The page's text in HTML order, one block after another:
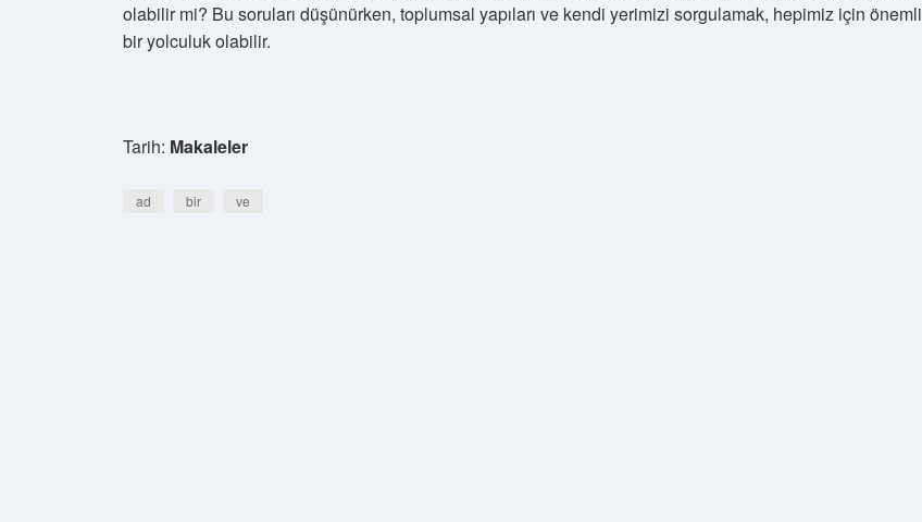
olabilir mi? Bu soruları düşünürken, toplumsal yapıları ve kendi yerimizi sorgulamak, hepimiz için önemli
bir yolculuk olabilir.
Tarih: Makaleler
ad bir ve